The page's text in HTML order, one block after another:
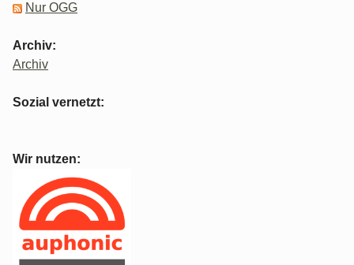
Nur OGG
Archiv:
Archiv
Sozial vernetzt:
Wir nutzen: